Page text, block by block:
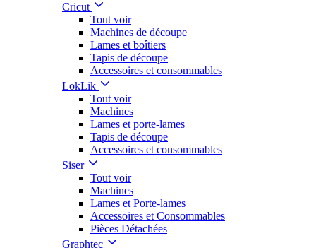
Cricut
Tout voir
Machines de découpe
Lames et boîtiers
Tapis de découpe
Accessoires et consommables
LokLik
Tout voir
Machines
Lames et porte-lames
Tapis de découpe
Accessoires et consommables
Siser
Tout voir
Machines
Lames et Porte-lames
Accessoires et Consommables
Pièces Détachées
Graphtec